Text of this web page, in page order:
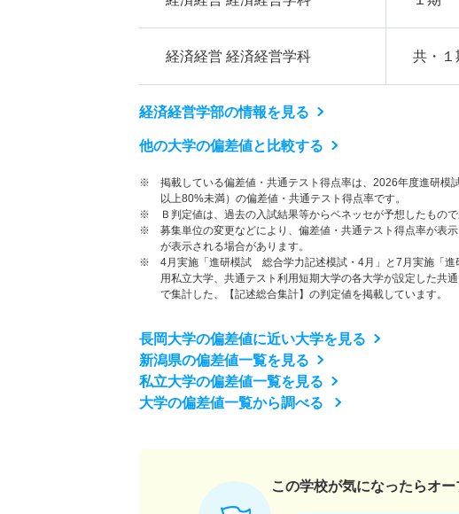
経済経営 経済経営学科 共・１
経済経営学部の情報を見る
他の大学の偏差値と比較する
※ 掲載している偏差値・共通テスト得点率は、2026年度進研模
以上80%未満）の偏差値・共通テスト得点率です。
※ Ｂ判定値は、過去の入試結果等からベネッセが予想したもので
※ 募集単位の変更などにより、偏差値・共通テスト得点率が表
が表示される場合があります。
※ 4月実施「進研模試 総合学力記述模試・4月」と7月実施「進
用私立大学、共通テスト利用短期大学の各大学が設定した共
で集計した、【記述総合集計】の判定値を掲載しています。
長岡大学の偏差値に近い大学を見る
新潟県の偏差値一覧を見る
私立大学の偏差値一覧を見る
大学の偏差値一覧から調べる
この学校が気になったらオー